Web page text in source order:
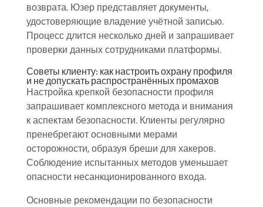
возврата. Юзер представляет документы,
удостоверяющие владение учётной записью.
Процесс длится несколько дней и запрашивает
проверки данных сотрудниками платформы.
Советы клиенту: как настроить охрану профиля
и не допускать распространённых промахов
Настройка крепкой безопасности профиля
запрашивает комплексного метода и внимания
к аспектам безопасности. Клиенты регулярно
пренебрегают основными мерами
осторожности, образуя бреши для хакеров.
Соблюдение испытанных методов уменьшает
опасности несанкционированного входа.
Основные рекомендации по безопасности